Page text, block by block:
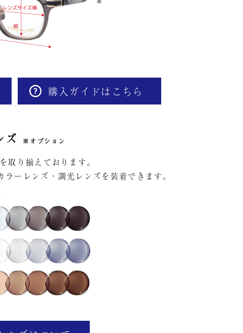
購入ガイドはこちら
ズ ※オプション
取り揃えております。
ーレンズ・調光レンズを装着できます。